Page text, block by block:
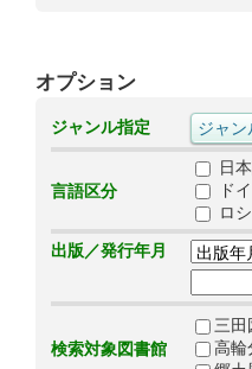
オプション
ジャンル指定
言語区分
日
ド
ロ
出版／発行年月
検索対象図書館
三田
高輪